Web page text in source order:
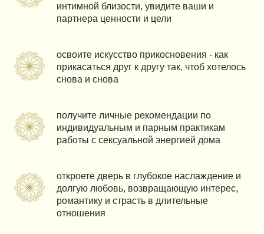
интимной близости, увидите ваши и
партнера ценности и цели
освоите искусство прикосновения - как
прикасаться друг к другу так, чтоб хотелось
снова и снова
получите личные рекомендации по
индивидуальным и парным практикам
работы с сексуальной энергией дома
откроете дверь в глубокое наслаждение и
долгую любовь, возвращающую интерес,
романтику и страсть в длительные
отношения